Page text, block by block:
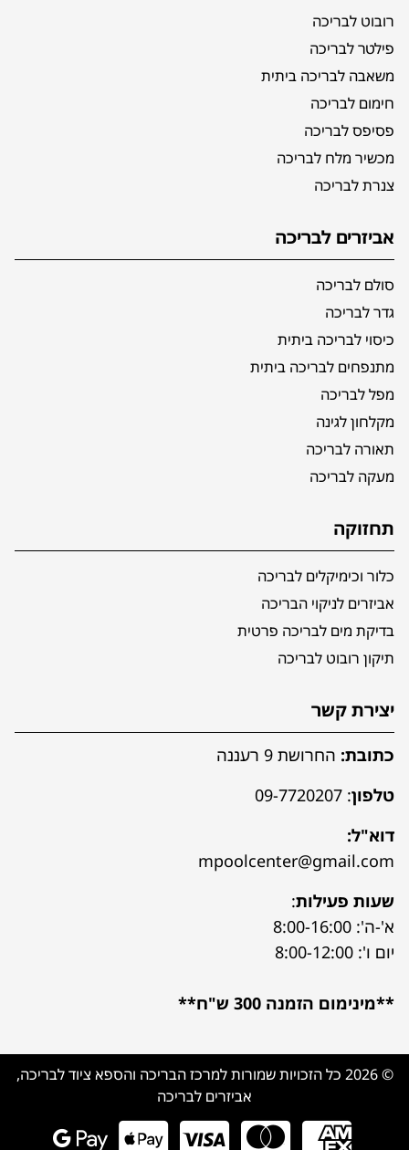
רובוט לבריכה
פילטר לבריכה
משאבה לבריכה ביתית
חימום לבריכה
פסיפס לבריכה
מכשיר מלח לבריכה
צנרת לבריכה
אביזרים לבריכה
סולם לבריכה
גדר לבריכה
כיסוי לבריכה ביתית
מתנפחים לבריכה ביתית
מפל לבריכה
מקלחון לגינה
תאורה לבריכה
מעקה לבריכה
תחזוקה
כלור וכימיקלים לבריכה
אביזרים לניקוי הבריכה
בדיקת מים לבריכה פרטית
תיקון רובוט לבריכה
יצירת קשר
כתובת: החרושת 9 רעננה
טלפון:
09-7720207
דוא"ל:
mpoolcenter@gmail.com
שעות פעילות:
א'-ה': 8:00-16:00
יום ו': 8:00-12:00
**מינימום הזמנה 300 ש"ח**
© 2026 כל הזכויות שמורות למרכז הבריכה והספא ציוד לבריכה,
אביזרים לבריכה